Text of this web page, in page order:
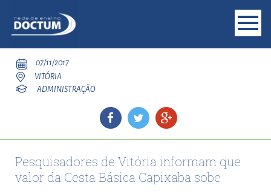
07/11/2017
VITÓRIA
ADMINISTRAÇÃO
Pesquisadores de Vitória informam que
valor da Cesta Básica Capixaba sobe